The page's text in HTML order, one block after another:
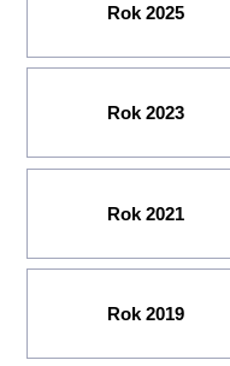
Rok 2025
Rok 2023
Rok 2021
Rok 2019